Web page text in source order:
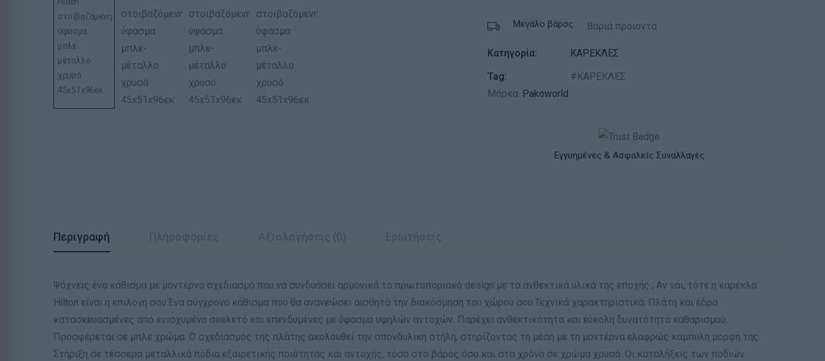
Μεγάλο βάρος: Βαριά προιοντα
Κατηγορία:
ΚΑΡΕΚΛΕΣ
Tag:
ΚΑΡΕΚΛΕΣ
Μάρκα: Pakoworld
Εγγυημένες & Ασφαλείς Συναλλαγές
Περιγραφή
Ψάχνεις ένα κάθισμα με μοντέρνο σχεδιασμό που να συνδυάσει αρμονικά το πρωτοποριακό design με τα ανθεκτικά υλικά της εποχής ; Αν ναι, τότε η καρέκλα
Hilton είναι η επιλογή σου.Ένα σύγχρονο κάθισμα που θα ανανεώσει αισθητά την διακόσμηση του χώρου σου.Τεχνικά χαρακτηριστικά: Πλάτη και έδρα
κατασκευασμένες από ενισχυμένο σκελετό και επενδυμένες με ύφασμα υψηλών αντοχών. Παρέχει ανθεκτικότητα και εύκολη δυνατότητα καθαρισμού,
Προσφέρεται σε μπλε χρώμα. Ο σχεδιασμός της πλάτης ακολουθεί την σπονδυλική στήλη, στηρίζοντας τη μέση με τη μοντέρνα ελαφρώς καμπύλη μορφή της.
Στήριξη σε τέσσερα μεταλλικά πόδια εξαιρετικής ποιότητας και αντοχής, τόσο στο βάρος όσο και στο χρόνο σε χρώμα χρυσό. Οι καταλήξεις των ποδιών